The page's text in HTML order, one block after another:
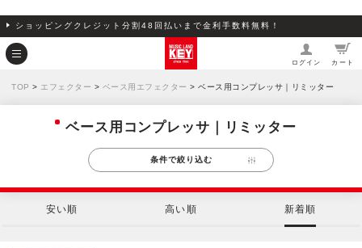
ショッピングクレジット分割48回払いまで金利手数料無料！
ログイン カート
TOP > エフェクター > ベース用エフェクター > ベース用コンプレッサ｜リミッター
ベース用コンプレッサ｜リミッター
条件で絞り込む
安い順 高い順 新着順